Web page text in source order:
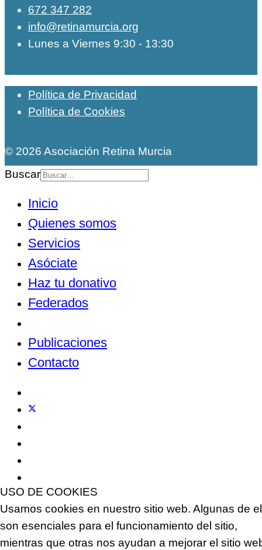
672 347 282
info@retinamurcia.org
Lunes a Viernes 9:30 - 13:30
Política de Privacidad
Política de Cookies
© 2026 Asociación Retina Murcia
Buscar
Inicio
Quienes somos
Servicios
Asóciate
Haz tu donativo
Federados
Publicaciones
Contacto
USO DE COOKIES
Usamos cookies en nuestro sitio web. Algunas de
son esenciales para el funcionamiento del sitio,
mientras que otras nos ayudan a mejorar el sitio